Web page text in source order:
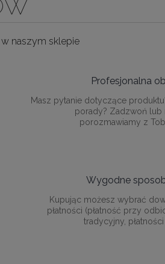
naszym sklepie
Profesjonalna
Masz pytanie dotyczące
porady? Zadzwoń lub
porozmawiamy z
Wygodne
Kupując możesz wybrać
płatności (płatność przy
tradycyjny,